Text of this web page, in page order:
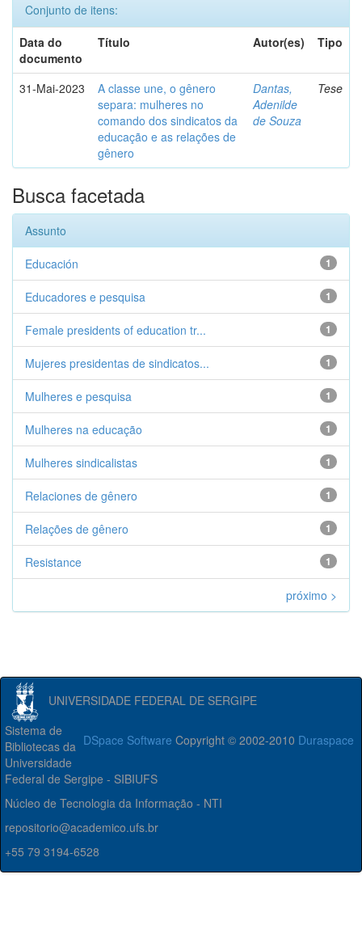
Conjunto de itens:
Data do
documento
Título Autor(es) Tipo
31-Mai-2023
A classe une, o gênero
separa: mulheres no
comando dos sindicatos da
educação e as relações de
gênero
Dantas,
Adenilde
de Souza
Tese
Busca facetada
Assunto
1
Educación
1
Educadores e pesquisa
1
Female presidents of education tr...
1
Mujeres presidentas de sindicatos...
1
Mulheres e pesquisa
1
Mulheres na educação
1
Mulheres sindicalistas
1
Relaciones de gênero
1
Relações de gênero
1
Resistance
próximo >
UNIVERSIDADE FEDERAL DE SERGIPE
DSpace Software Copyright © 2002-2010 Duraspace
Sistema de
Bibliotecas da
Universidade
Federal de Sergipe - SIBIUFS
Núcleo de Tecnologia da Informação - NTI
repositorio@academico.ufs.br
+55 79 3194-6528